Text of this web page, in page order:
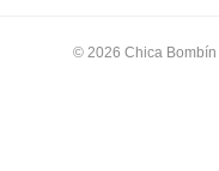
© 2026 Chica Bombín